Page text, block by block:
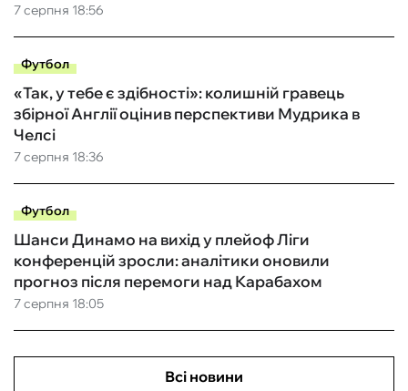
7 серпня 18:56
Футбол
7 серпня 18:36
«Так, у тебе є здібності»: колишній гравець
збірної Англії оцінив перспективи Мудрика в
Челсі
Футбол
7 серпня 18:05
Шанси Динамо на вихід у плейоф Ліги
конференцій зросли: аналітики оновили
прогноз після перемоги над Карабахом
Всі новини